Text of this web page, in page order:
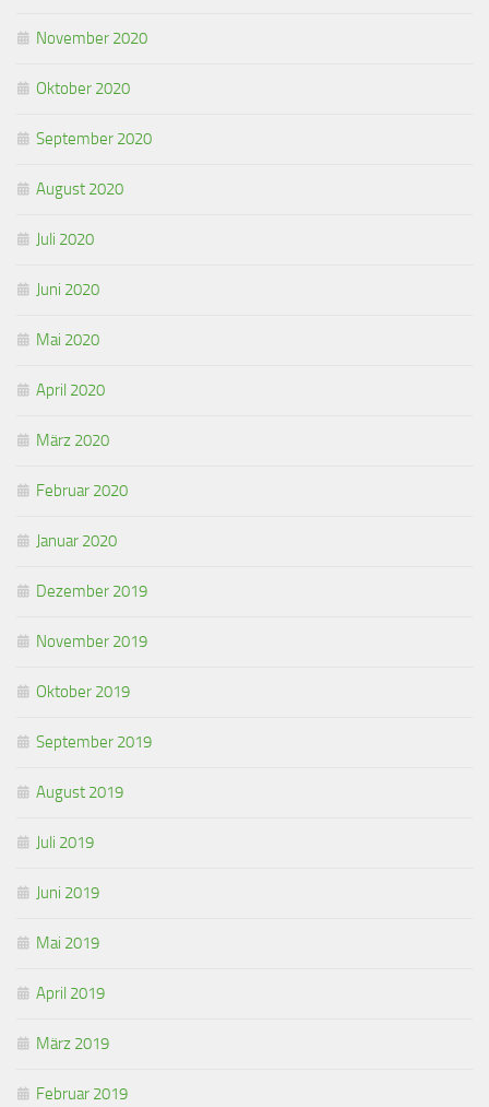
November 2020
Oktober 2020
September 2020
August 2020
Juli 2020
Juni 2020
Mai 2020
April 2020
März 2020
Februar 2020
Januar 2020
Dezember 2019
November 2019
Oktober 2019
September 2019
August 2019
Juli 2019
Juni 2019
Mai 2019
April 2019
März 2019
Februar 2019